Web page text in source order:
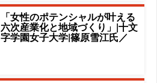
「女性のポテンシャルが叶える
六次産業化と地域づくり」|十文
字学園女子大学|篠原雪江氏／